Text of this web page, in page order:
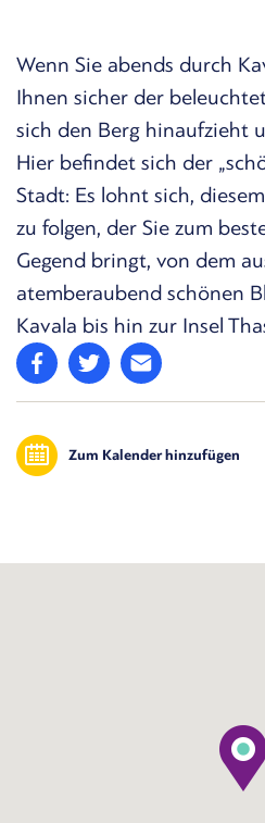
Wenn Sie abends durch
Ihnen sicher der
sich den Berg hinaufzieht
Hier befindet sich der
Stadt: Es lohnt sich,
zu folgen, der Sie zum
Gegend bringt, von dem
atemberaubend schönen
Kavala bis hin zur Insel
Zum Kalender hinzufügen